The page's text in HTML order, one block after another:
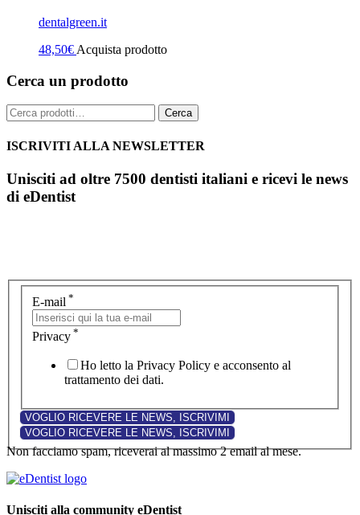
dentalgreen.it
48,50€ Acquista prodotto
Cerca un prodotto
Cerca: Cerca
ISCRIVITI ALLA NEWSLETTER
Unisciti ad oltre 7500 dentisti italiani e ricevi le news
di eDentist
E-mail *
Privacy *
Ho letto la Privacy Policy e acconsento al
trattamento dei dati.
Non facciamo spam, riceverai al massimo 2 email al mese.
Unisciti alla community eDentist